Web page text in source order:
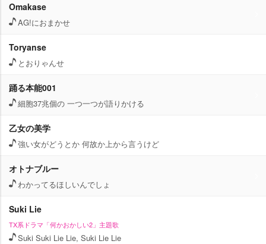
Omakase
AG!におまかせ
Toryanse
とおりゃんせ
踊る本能001
細胞37兆個の 一つ一つが語りかける
乙女の美学
強い女がどうとか 何故か上から言うけど
オトナブルー
わかってるほしいんでしょ
Suki Lie
TX系ドラマ「何かおかしい2」主題歌
Suki Suki Lie Lie, Suki Lie Lie